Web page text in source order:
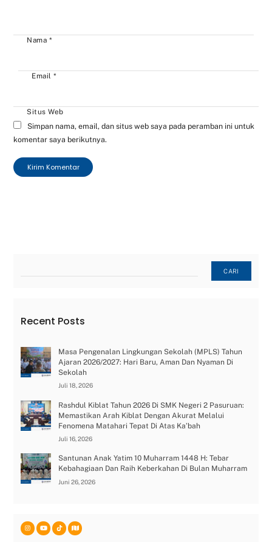
Nama *
Email*
Situs Web
Simpan nama, email, dan situs web saya pada peramban ini untuk
komentar saya berikutnya.
CARI
Recent Posts
Masa Pengenalan Lingkungan Sekolah (MPLS) Tahun
Ajaran 2026/2027: Hari Baru, Aman Dan Nyaman Di
Sekolah
Juli 18, 2026
Rashdul Kiblat Tahun 2026 Di SMK Negeri 2 Pasuruan:
Memastikan Arah Kiblat Dengan Akurat Melalui
Fenomena Matahari Tepat Di Atas Ka’bah
Juli 16, 2026
Santunan Anak Yatim 10 Muharram 1448 H: Tebar
Kebahagiaan Dan Raih Keberkahan Di Bulan Muharram
Juni 26, 2026